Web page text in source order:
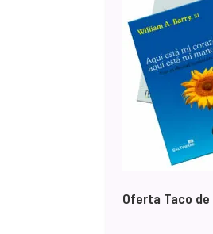
Oferta Taco de